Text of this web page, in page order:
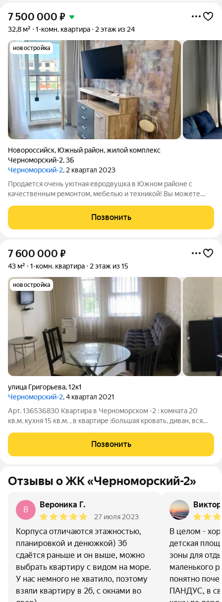
7 500 000 ₽
32,8 м² 1-комн. квартира 2 этаж из 24
новостройка
Новороссийск, Южный район,жилой комплекс
Черноморский-2,3Б
Черноморский-2, 2 квартал 2023
Продается очень уютная евродвушка в Южном районе с
качественным ремонтом, мебелью и техникой! Вы можете
Расположена на комфортном 2 этаже. Кухня-гостиная 14 кв.м.
с диваном и кухонным
Позвонить
7 600 000 ₽
43 м² 1-комн. квартира 2 этаж из 15
новостройка
улица Григорьева,12к1
Черноморский-2, 4 квартал 2021
Арт. 136536830 Квартира в Черноморском -2 : комната 20
кв.м, кухня 15 кв.м. , в квартире :большая кровать, диван, вся
барный холодильник, стиральная машина, кондиционер,
кофемашина, Концепция
Позвонить
Отзывы о ЖК «Черноморский-2»
В
Вероника Г.
27 июля 2023
Корпуса отличаются этажностью,
планировкой и денюжкой) 3б
сдаётся раньше и он выше, можно
выбрать квартиру с видом на море.
У нас немного не хватило, поэтому
взяли квартиру в 2б, с окнами во
В целом -
детская
зоны для
маленького
понятно
ПАНДУС, в